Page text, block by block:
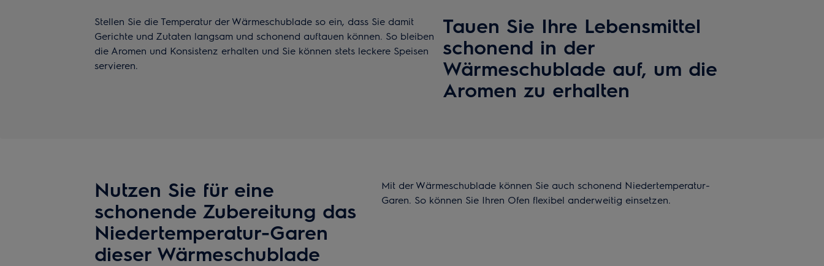
Tauen Sie Ihre Lebensmittel
schonend in der
Wärmeschublade auf, um die
Aromen zu erhalten
Stellen Sie die Temperatur der Wärmeschublade so ein, dass Sie damit
Gerichte und Zutaten langsam und schonend auftauen können. So bleiben
die Aromen und Konsistenz erhalten und Sie können stets leckere Speisen
servieren.
Nutzen Sie für eine
schonende Zubereitung das
Niedertemperatur-Garen
dieser Wärmeschublade
Mit der Wärmeschublade können Sie auch schonend Niedertemperatur-
Garen. So können Sie Ihren Ofen flexibel anderweitig einsetzen.